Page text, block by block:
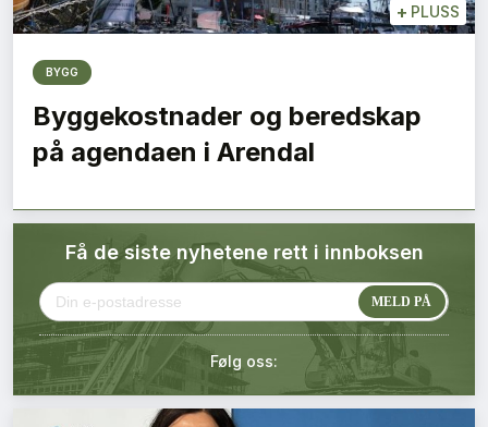
Øvrige
Tips redaksjonen
Annonsering
Abonnement Pluss
Kontakt oss
Login
+ PLUSS
BYGG
Byggekostnader og beredskap
på agendaen i Arendal
Få de siste nyhetene rett i innboksen
Følg oss: